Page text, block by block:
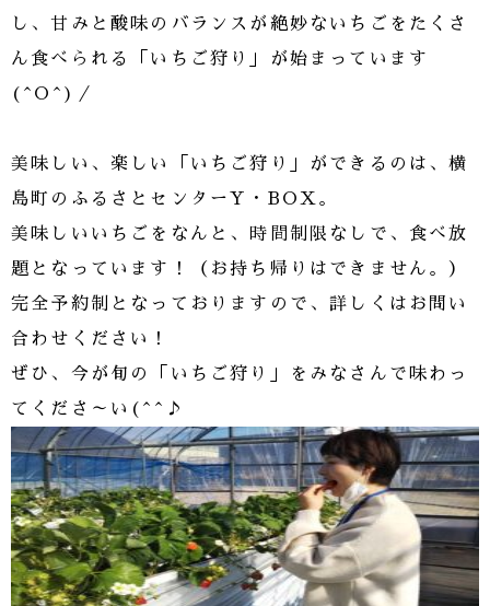
し、甘みと酸味のバランスが絶妙ないちごをたくさ
ん食べられる「いちご狩り」が始まっています
(^O^)／
美味しい、楽しい「いちご狩り」ができるのは、横
島町のふるさとセンターY・BOX。
美味しいいちごをなんと、時間制限なしで、食べ放
題となっています！（お持ち帰りはできません。）
完全予約制となっておりますので、詳しくはお問い
合わせください！
ぜひ、今が旬の「いちご狩り」をみなさんで味わっ
てくださ～い(^^♪